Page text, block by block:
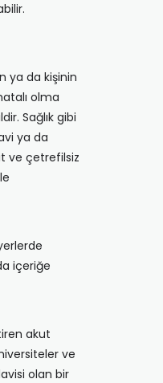
ya da kişinin
olma
Sağlık gibi
ya da
ve çetrefilsiz
içeriğe
akut
ve
olan bir